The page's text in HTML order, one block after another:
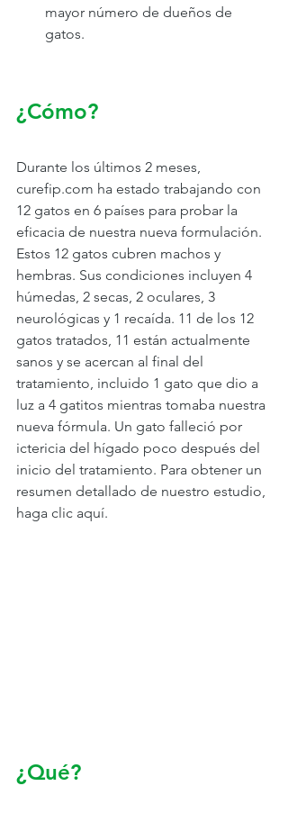
mayor número de dueños de
gatos.
¿Cómo?
Durante los últimos 2 meses,
curefip.com ha estado trabajando con
12 gatos en 6 países para probar la
eficacia de nuestra nueva formulación.
Estos 12 gatos cubren machos y
hembras. Sus condiciones incluyen 4
húmedas, 2 secas, 2 oculares, 3
neurológicas y 1 recaída. 11 de los 12
gatos tratados, 11 están actualmente
sanos y se acercan al final del
tratamiento, incluido 1 gato que dio a
luz a 4 gatitos mientras tomaba nuestra
nueva fórmula. Un gato falleció por
ictericia del hígado poco después del
inicio del tratamiento. Para obtener un
resumen detallado de nuestro estudio,
haga clic aquí.
¿Qué?